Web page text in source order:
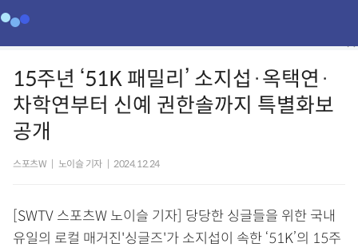
15주년 ‘51K 패밀리’ 소지섭·옥택연·
차학연부터 신예 권한솔까지 특별화보
공개
스포츠W 노이슬 기자 2024.12.24
[SWTV 스포츠W 노이슬 기자] 당당한 싱글들을 위한 국내
유일의 로컬 매거진'싱글즈'가 소지섭이 속한 ‘51K’의 15주